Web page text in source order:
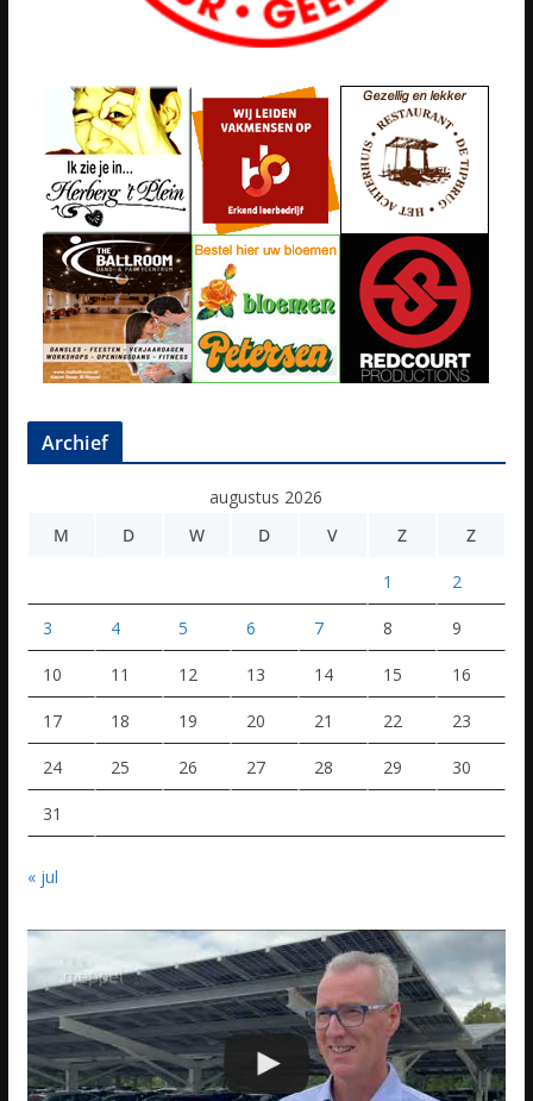
Archief
augustus 2026
M
D W D V Z Z
1 2
3 4 5 6 7 8 9
10 11 12 13 14 15 16
17 18 19 20 21 22 23
24 25 26 27 28 29 30
31
« jul